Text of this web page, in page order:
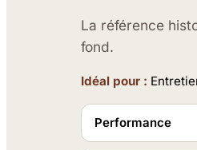
La référence
fond.
Idéal pour :
Performance